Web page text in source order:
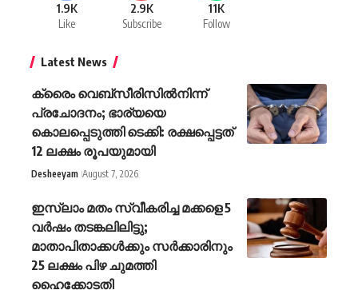
1.9K
Like
2.9K
Subscribe
11K
Follow
Latest News
ക്രൈം വെബ്സീരിസിൽനിന്ന്
പ്രചോദനം; ഭാര്യയെ
കൊലപ്പെടുത്തി ടെക്കി: രക്ഷപ്പെട്ടത്
12 ലക്ഷം രൂപയുമായി
Desheeyam August 7, 2026
ഇസ്‍ലാം മതം സ്വീകരിച്ച മക്കളെ 5
വർഷം തടങ്കലിലിട്ടു;
മാതാപിതാക്കൾക്കും സർക്കാരിനും
25 ലക്ഷം പിഴ ചുമത്തി
ഹൈക്കോടതി